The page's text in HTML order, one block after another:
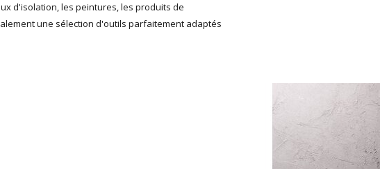
d'isolation, les peintures, les produits de
une sélection d'outils parfaitement adaptés